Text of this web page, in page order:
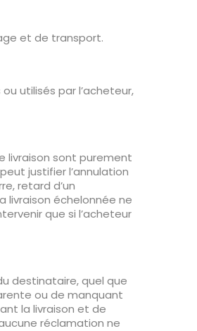
et de transport.
utilisés par l’acheteur,
livraison sont purement
justifier l’annulation
retard d’un
livraison échelonnée ne
que si l’acheteur
destinataire, quel que
ou de manquant
la livraison et de
réclamation ne